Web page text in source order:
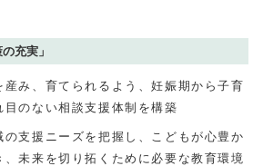
充実」
産み、育てられるよう、妊娠期から子育
目のない相談支援体制を構築
の支援ニーズを把握し、こどもが心豊か
、未来を切り拓くために必要な教育環境